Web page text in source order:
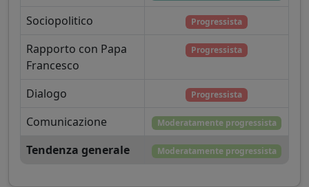
Sociopolitico
Progressista
Rapporto con Papa
Francesco
Progressista
Dialogo Progressista
Comunicazione Moderatamente progressista
Tendenza generale Moderatamente progressista